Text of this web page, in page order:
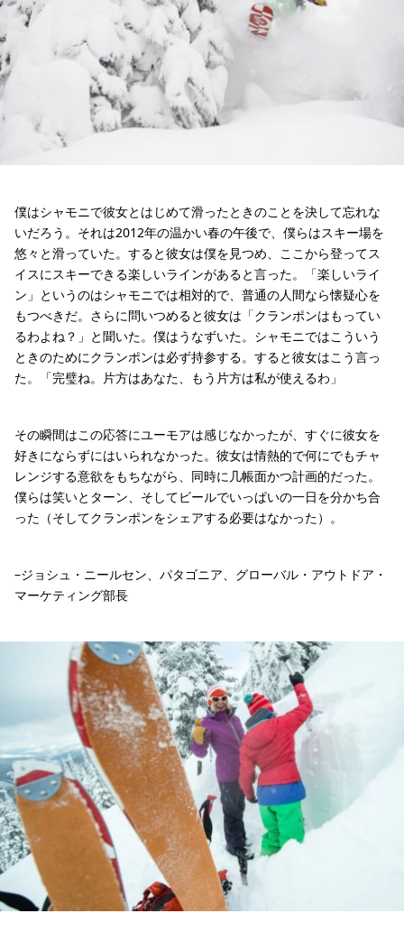
僕はシャモニで彼女とはじめて滑ったときのことを決して忘れな
いだろう。それは2012年の温かい春の午後で、僕らはスキー場を
悠々と滑っていた。すると彼女は僕を見つめ、ここから登ってス
イスにスキーできる楽しいラインがあると言った。「楽しいライ
ン」というのはシャモニでは相対的で、普通の人間なら懐疑心を
もつべきだ。さらに問いつめると彼女は「クランポンはもってい
るわよね？」と聞いた。僕はうなずいた。シャモニではこういう
ときのためにクランポンは必ず持参する。すると彼女はこう言っ
た。「完璧ね。片方はあなた、もう片方は私が使えるわ」
その瞬間はこの応答にユーモアは感じなかったが、すぐに彼女を
好きにならずにはいられなかった。彼女は情熱的で何にでもチャ
レンジする意欲をもちながら、同時に几帳面かつ計画的だった。
僕らは笑いとターン、そしてビールでいっぱいの一日を分かち合
った（そしてクランポンをシェアする必要はなかった）。
–ジョシュ・ニールセン、パタゴニア、グローバル・アウトドア・
マーケティング部長